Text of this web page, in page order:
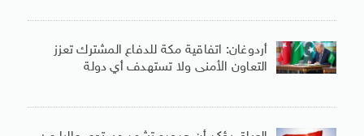
أردوغان: اتفاقية مكة للدفاع المشترك تعزز
التعاون الأمنى ولا تستهدف أي دولة